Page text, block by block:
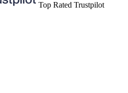
Top Rated Trustpilot